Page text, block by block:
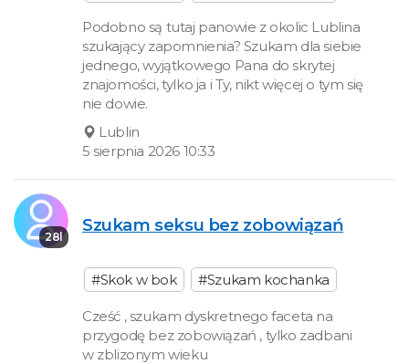
Podobno są tutaj panowie z okolic Lublina
szukający zapomnienia? Szukam dla siebie
jednego, wyjątkowego Pana do skrytej
znajomości, tylko ja i Ty, nikt więcej o tym się
nie dowie.
Lublin
5 sierpnia 2026 10:33
28l
Szukam seksu bez zobowiązań
#Skok w bok #Szukam kochanka
Cześć , szukam dyskretnego faceta na
przygodę bez zobowiązań , tylko zadbani
w zblizonym wieku